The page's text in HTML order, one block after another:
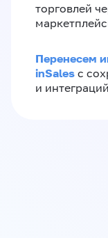
торговлей
Перенесем
inSales с
и интеграций